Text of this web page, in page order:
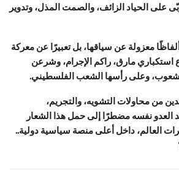
على الحياد الزائف، والصمت المذل، وتدوير
معزولة عن سياقها، بل تعبيرًا عن معركة
مارق، راكم الإجرام، وشرعن
الشعوب، وعلى رأسها الشعب الفلسطيني.
من محاولات التشويه، والتجريم،
العدو نفسه مضطرًا إلى حمل هذا الشعار
العالم، داخل أعلى منصة سياسية دولية..